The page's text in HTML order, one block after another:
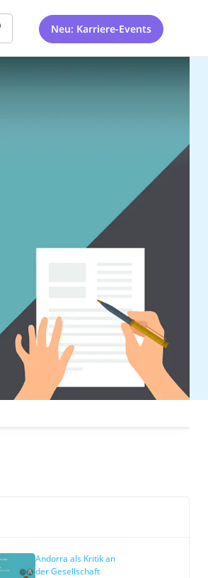
Neu: Karriere-Events
Andorra als Kritik an
der Gesellschaft